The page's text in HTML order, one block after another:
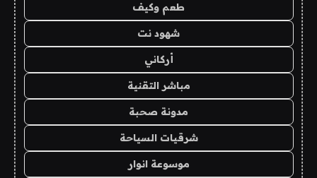
طعم وكيف
شهود نت
أركاني
مباشر التقنية
مدونة صحبة
شرقيات السياحة
موسوعة انوار